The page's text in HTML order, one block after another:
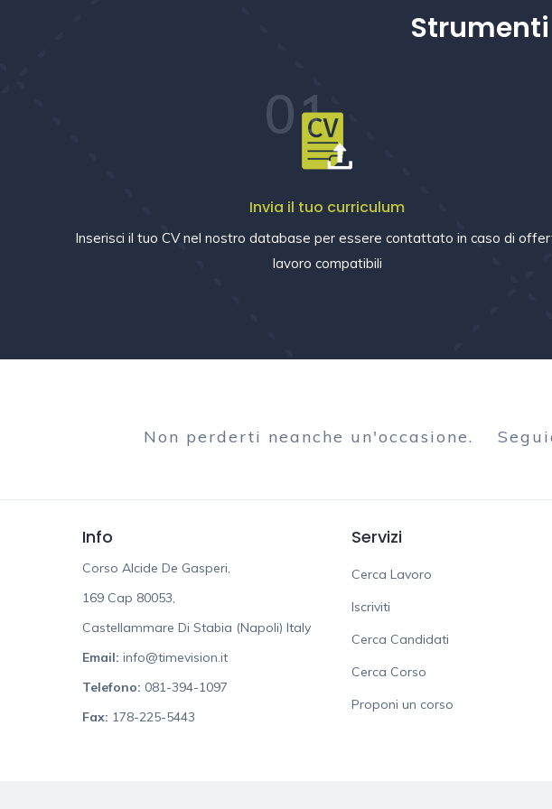
01
Invia il tuo curriculum
Inserisci il tuo CV nel nostro database per essere contattato in caso di
lavoro compatibili
Non perderti neanche un'occasione.
Info
Corso Alcide De Gasperi,
169 Cap 80053,
Castellammare Di Stabia (Napoli) Italy
Email: info@timevision.it
Telefono: 081-394-1097
Fax: 178-225-5443
Servizi
Cerca Lavoro
Iscriviti
Cerca Candidati
Cerca Corso
Proponi un corso